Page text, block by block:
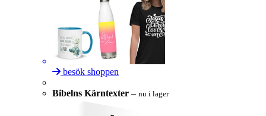
besök shoppen
Bibelns Kärntexter – nu i lager